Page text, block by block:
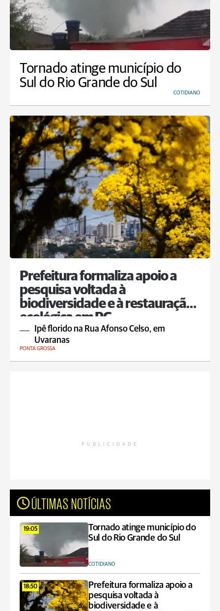
Tornado atinge município do
Sul do Rio Grande do Sul
COTIDIANO
Prefeitura formaliza apoio a
pesquisa voltada à
biodiversidade e à restauração
ecológica em PG
Ipê florido na Rua Afonso Celso, em
Uvaranas
PONTA GROSSA
PUBLICIDADE
ÚLTIMAS NOTÍCIAS
19:05
Tornado atinge município do
Sul do Rio Grande do Sul
COTIDIANO
18:50
Prefeitura formaliza apoio a
pesquisa voltada à
biodiversidade e à